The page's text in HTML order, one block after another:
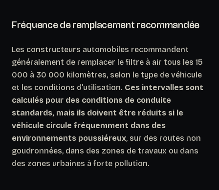
Fréquence de remplacement recommandée
Les constructeurs automobiles recommandent
généralement de remplacer le filtre à air tous les 15
000 à 30 000 kilomètres, selon le type de véhicule
et les conditions d’utilisation. Ces intervalles sont
calculés pour des conditions de conduite
standards, mais ils doivent être réduits si le
véhicule circule fréquemment dans des
environnements poussiéreux, sur des routes non
goudronnées, dans des zones de travaux ou dans
des zones urbaines à forte pollution.